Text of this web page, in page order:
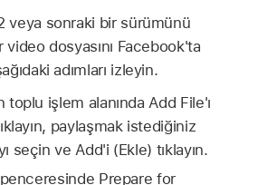
veya sonraki bir sürümünü
video dosyasını Facebook'ta
adımları izleyin.
toplu işlem alanında Add File'ı
paylaşmak istediğiniz
seçin ve Add'i (Ekle) tıklayın.
penceresinde Prepare for